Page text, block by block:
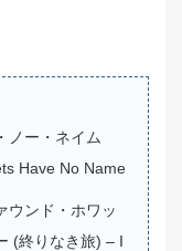
ノー・ネイム
Have No Name
ウンド・ホワッ
(終りなき旅) – I